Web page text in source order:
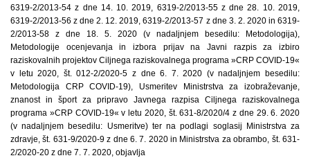
6319-2/2013-54 z dne 14. 10. 2019, 6319-2/2013-55 z dne 28. 10. 2019,
6319-2/2013-56 z dne 2. 12. 2019, 6319-2/2013-57 z dne 3. 2. 2020 in 6319-
2/2013-58 z dne 18. 5. 2020 (v nadaljnjem besedilu: Metodologija),
Metodologije ocenjevanja in izbora prijav na Javni razpis za izbiro
raziskovalnih projektov Ciljnega raziskovalnega programa »CRP COVID-19«
v letu 2020, št. 012-2/2020-5 z dne 6. 7. 2020 (v nadaljnjem besedilu:
Metodologija CRP COVID-19), Usmeritev Ministrstva za izobraževanje,
znanost in šport za pripravo Javnega razpisa Ciljnega raziskovalnega
programa »CRP COVID-19« v letu 2020, št. 631-8/2020/4 z dne 29. 6. 2020
(v nadaljnjem besedilu: Usmeritve) ter na podlagi soglasij Ministrstva za
zdravje, št. 631-9/2020-9 z dne 6. 7. 2020 in Ministrstva za obrambo, št. 631-
2/2020-20 z dne 7. 7. 2020, objavlja